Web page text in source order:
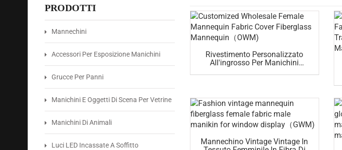
PRODOTTI
Mannechini
Accessori Per Esposizione Manichini
Grucce Per Panni
Manichini E Oggetti Di Scena Per Vetrine
Manichini Di Animali
Luci LED Incassate A Soffitto
Rivestimento Personalizzato
All'ingrosso Per Manichini
Mannechino Vintage Vintage In